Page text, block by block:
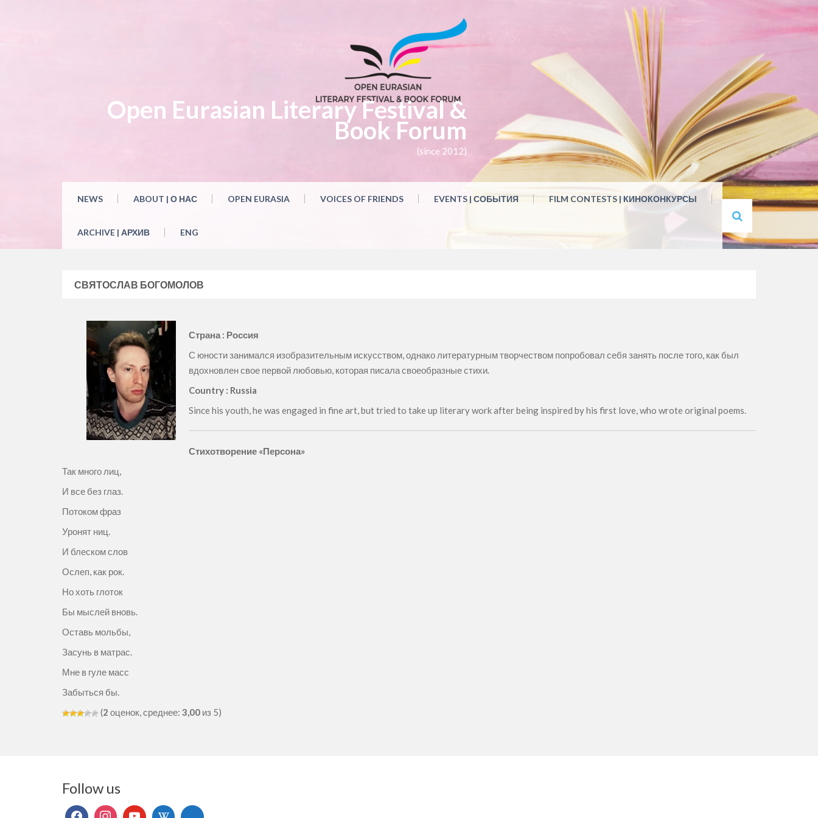
Open Eurasian Literary Festival &
Book Forum
(since 2012)
NEWS ABOUT | О НАС OPEN EURASIA VOICES OF FRIENDS EVENTS | СОБЫТИЯ FILM CONTESTS | КИНОКОНКУРСЫ
ARCHIVE | АРХИВ ENG
СВЯТОСЛАВ БОГОМОЛОВ
Страна : Россия
С юности занимался изобразительным искусством, однако литературным творчеством попробовал себя занять после того, как был
вдохновлен свое первой любовью, которая писала своеобразные стихи.
Country : Russia
Since his youth, he was engaged in fine art, but tried to take up literary work after being inspired by his first love, who wrote original poems.
Стихотворение «Персона»
Так много лиц,
И все без глаз.
Потоком фраз
Уронят ниц.
И блеском слов
Ослеп, как рок.
Но хоть глоток
Бы мыслей вновь.
Оставь мольбы,
Засунь в матрас.
Мне в гуле масс
Забыться бы.
(2 оценок, среднее: 3,00 из 5)
Follow us